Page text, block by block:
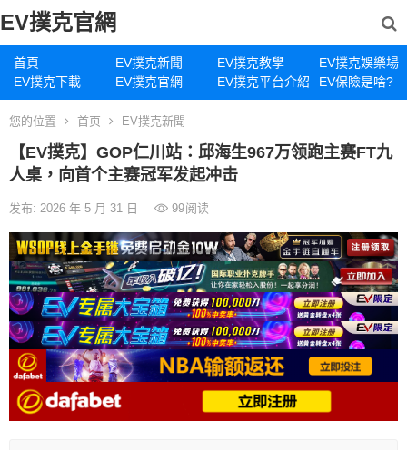
EV撲克官網
首頁 EV撲克新聞 EV撲克教學
EV撲克娛樂場
EV撲克下載
EV撲克官網 EV撲克平台介紹 EV保險是啥?
您的位置 首页 EV撲克新聞
【EV撲克】GOP仁川站：邱海生967万领跑主赛FT九
人桌，向首个主赛冠军发起冲击
发布: 2026 年 5 月 31 日 99阅读